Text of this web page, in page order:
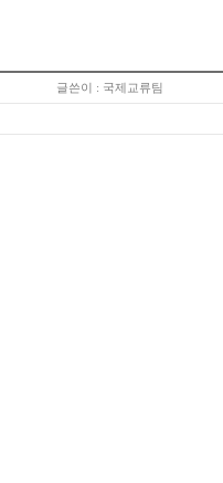
글쓴이 : 국제교류팀